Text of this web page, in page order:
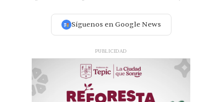
Síguenos en Google News
PUBLICIDAD